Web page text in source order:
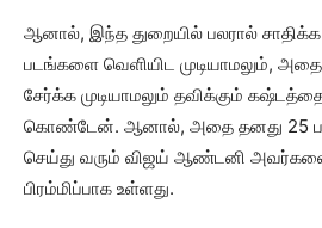
ஆனால், இந்த துறையில் பலரால் சாதிக்க
படங்களை வெளியிட முடியாமலும்,
சேர்க்க முடியாமலும் தவிக்கும்
கொண்டேன். ஆனால், அதை தனது 25
செய்து வரும் விஜய் ஆண்டனி அவர்களை
பிரம்மிப்பாக உள்ளது.